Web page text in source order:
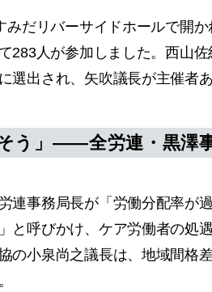
だリバーサイドホールで開か
283人が参加しました。西山佐
選出され、矢吹議長が主催者
う」――全労連・黒澤
連事務局長が「労働分配率が
と呼びかけ、ケア労働者の処
の小泉尚之議長は、地域間格